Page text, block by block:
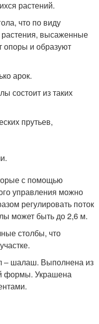
растений.
что по виду
высаженные
опоры и образуют
арок.
состоит из таких
прутьев,
с помощью
управления можно
регулировать поток
может быть до 2,6 м.
столбы, что
‒ шалаш. Выполнена из
формы. Украшена